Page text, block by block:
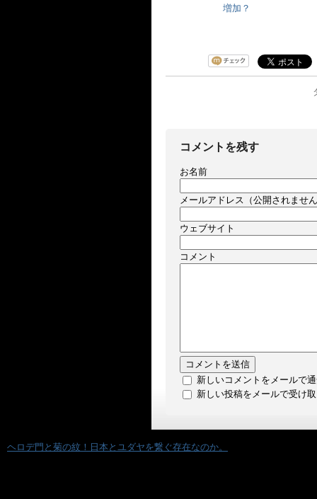
増加？
コメントを残す
お名前
メールアドレス（公開されませ
ウェブサイト
コメント
新しいコメントをメールで
新しい投稿をメールで受け
ヘロデ門と菊の紋！日本とユダヤを繋ぐ存在なのか。